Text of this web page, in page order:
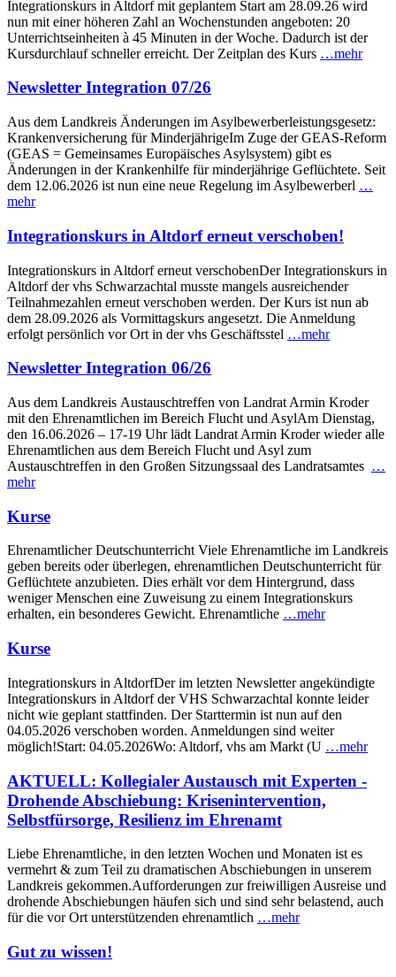
Integrationskurs in Altdorf mit geplantem Start am 28.09.26 wird
nun mit einer höheren Zahl an Wochenstunden angeboten: 20
Unterrichtseinheiten à 45 Minuten in der Woche. Dadurch ist der
Kursdurchlauf schneller erreicht. Der Zeitplan des Kurs …mehr
Newsletter Integration 07/26
Aus dem Landkreis Änderungen im Asylbewerberleistungsgesetz:
Krankenversicherung für MinderjährigeIm Zuge der GEAS-Reform
(GEAS = Gemeinsames Europäisches Asylsystem) gibt es
Änderungen in der Krankenhilfe für minderjährige Geflüchtete. Seit
dem 12.06.2026 ist nun eine neue Regelung im Asylbewerberl …
mehr
Integrationskurs in Altdorf erneut verschoben!
Integrationskurs in Altdorf erneut verschobenDer Integrationskurs in
Altdorf der vhs Schwarzachtal musste mangels ausreichender
Teilnahmezahlen erneut verschoben werden. Der Kurs ist nun ab
dem 28.09.2026 als Vormittagskurs angesetzt. Die Anmeldung
erfolgt persönlich vor Ort in der vhs Geschäftsstel …mehr
Newsletter Integration 06/26
Aus dem Landkreis Austauschtreffen von Landrat Armin Kroder
mit den Ehrenamtlichen im Bereich Flucht und AsylAm Dienstag,
den 16.06.2026 – 17-19 Uhr lädt Landrat Armin Kroder wieder alle
Ehrenamtlichen aus dem Bereich Flucht und Asyl zum
Austauschtreffen in den Großen Sitzungssaal des Landratsamtes …
mehr
Kurse
Ehrenamtlicher Deutschunterricht Viele Ehrenamtliche im Landkreis
geben bereits oder überlegen, ehrenamtlichen Deutschunterricht für
Geflüchtete anzubieten. Dies erhält vor dem Hintergrund, dass
weniger Menschen eine Zuweisung zu einem Integrationskurs
erhalten, ein besonderes Gewicht. Ehrenamtliche …mehr
Kurse
Integrationskurs in AltdorfDer im letzten Newsletter angekündigte
Integrationskurs in Altdorf der VHS Schwarzachtal konnte leider
nicht wie geplant stattfinden. Der Starttermin ist nun auf den
04.05.2026 verschoben worden. Anmeldungen sind weiter
möglich!Start: 04.05.2026Wo: Altdorf, vhs am Markt (U …mehr
AKTUELL: Kollegialer Austausch mit Experten -
Drohende Abschiebung: Krisenintervention,
Selbstfürsorge, Resilienz im Ehrenamt
Liebe Ehrenamtliche, in den letzten Wochen und Monaten ist es
vermehrt & zum Teil zu dramatischen Abschiebungen in unserem
Landkreis gekommen.Aufforderungen zur freiwilligen Ausreise und
drohende Abschiebungen häufen sich und sind sehr belastend, auch
für die vor Ort unterstützenden ehrenamtlich …mehr
Gut zu wissen!